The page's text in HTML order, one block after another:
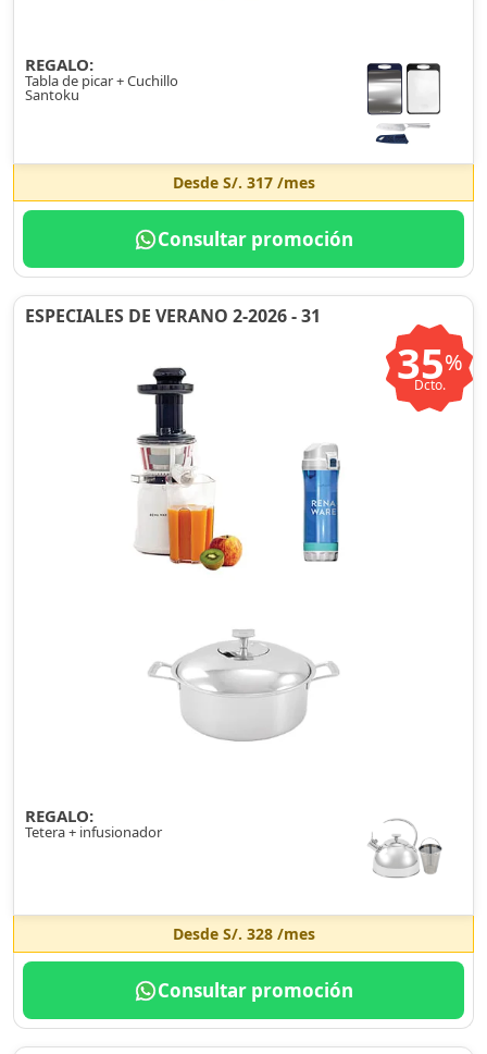
REGALO:
Tabla de picar + Cuchillo
Santoku
Desde S/. 317/mes
Consultar promoción
ESPECIALES DE VERANO 2-2026 - 31
35%
Dcto.
REGALO:
Tetera + infusionador
Desde S/. 328/mes
Consultar promoción